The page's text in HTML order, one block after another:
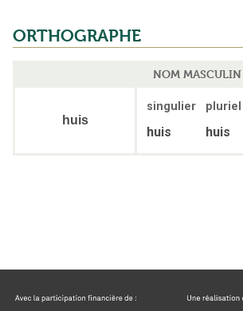
ORTHOGRAPHE
NOM MASCULIN
huis
singulier pluriel
huis huis